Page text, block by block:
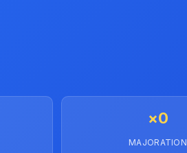
×0
MAJORATION